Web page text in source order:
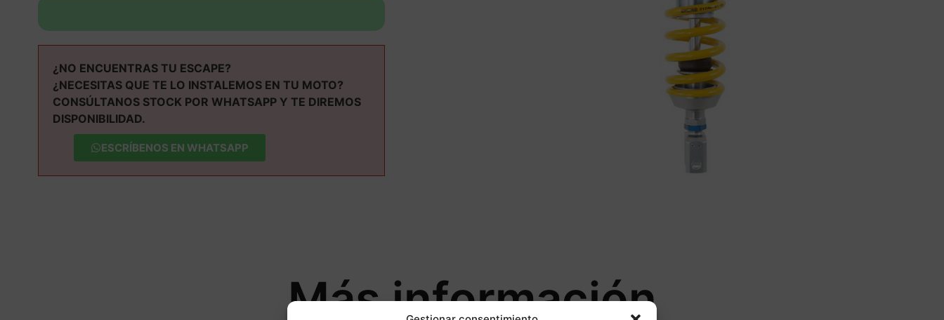
¿NO ENCUENTRAS TU ESCAPE?
¿NECESITAS QUE TE LO INSTALEMOS EN TU MOTO?
CONSÚLTANOS STOCK POR WHATSAPP Y TE DIREMOS
DISPONIBILIDAD.
ESCRÍBENOS EN WHATSAPP
Más información